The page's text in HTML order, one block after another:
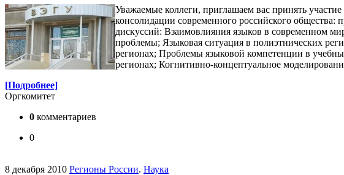
Уважаемые коллеги, приглашаем вас принять
консолидации современного российского общества:
дискуссий: Взаимовлияния языков в современном
проблемы; Языковая ситуация в полиэтнических
регионах; Проблемы языковой компетенции в
регионах; Когнитивно-концептуальное
[Подробнее]
Оргкомитет
0 комментариев
0
8 декабря 2010 Регионы России. Наука